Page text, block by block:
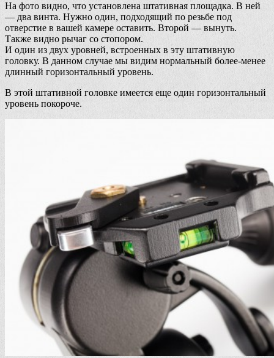
На фото видно, что установлена штативная площадка. В ней
— два винта. Нужно один, подходящий по резьбе под
отверстие в вашей камере оставить. Второй — вынуть.
Также видно рычаг со стопором.
И один из двух уровней, встроенных в эту штативную
головку. В данном случае мы видим нормальный более-менее
длинный горизонтальный уровень.
В этой штативной головке имеется еще один горизонтальный
уровень покороче.